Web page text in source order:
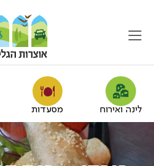
לינה ואירוח מסעדות